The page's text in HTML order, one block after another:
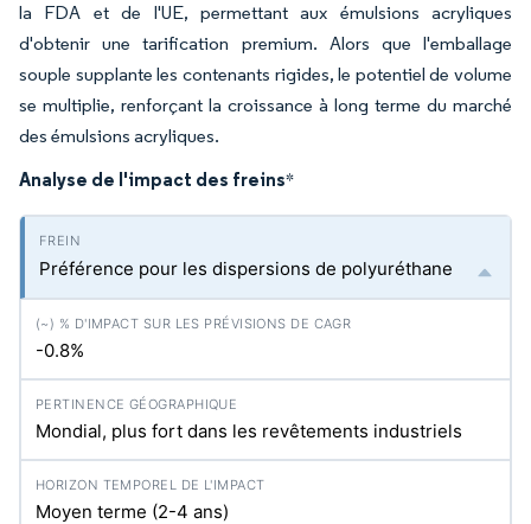
la FDA et de l'UE, permettant aux émulsions acryliques
d'obtenir une tarification premium. Alors que l'emballage
souple supplante les contenants rigides, le potentiel de volume
se multiplie, renforçant la croissance à long terme du marché
des émulsions acryliques.
Analyse de l'impact des freins*
Préférence pour les dispersions de polyuréthane
-0.8%
Mondial, plus fort dans les revêtements industriels
Moyen terme (2-4 ans)